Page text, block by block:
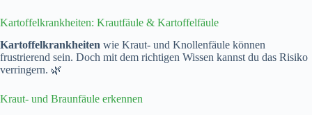
Kartoffelkrankheiten: Krautfäule & Kartoffelfäule
Kartoffelkrankheiten wie Kraut- und Knollenfäule können
frustrierend sein. Doch mit dem richtigen Wissen kannst du das Risiko
verringern. 🌿
Kraut- und Braunfäule erkennen